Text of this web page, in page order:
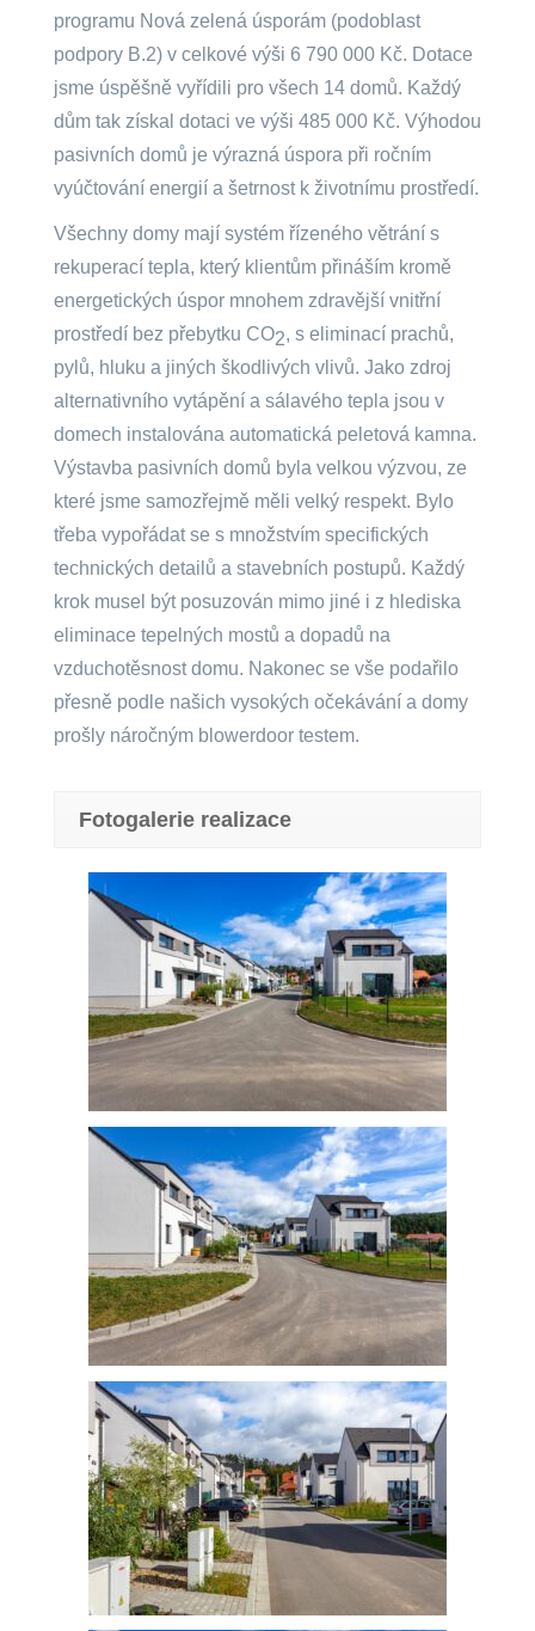
programu Nová zelená úsporám (podoblast
podpory B.2) v celkové výši 6 790 000 Kč. Dotace
jsme úspěšně vyřídili pro všech 14 domů. Každý
dům tak získal dotaci ve výši 485 000 Kč. Výhodou
pasivních domů je výrazná úspora při ročním
vyúčtování energií a šetrnost k životnímu prostředí.
Všechny domy mají systém řízeného větrání s
rekuperací tepla, který klientům přináším kromě
energetických úspor mnohem zdravější vnitřní
prostředí bez přebytku CO2, s eliminací prachů,
pylů, hluku a jiných škodlivých vlivů. Jako zdroj
alternativního vytápění a sálavého tepla jsou v
domech instalována automatická peletová kamna.
Výstavba pasivních domů byla velkou výzvou, ze
které jsme samozřejmě měli velký respekt. Bylo
třeba vypořádat se s množstvím specifických
technických detailů a stavebních postupů. Každý
krok musel být posuzován mimo jiné i z hlediska
eliminace tepelných mostů a dopadů na
vzduchotěsnost domu. Nakonec se vše podařilo
přesně podle našich vysokých očekávání a domy
prošly náročným blowerdoor testem.
Fotogalerie realizace